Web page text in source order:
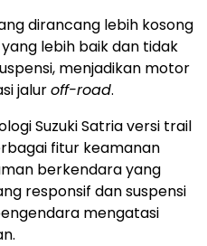
dirancang lebih kosong
lebih baik dan tidak
menjadikan motor
jaluroff-road.
Suzuki Satria versi trail
fitur keamanan
berkendara yang
responsif dan suspensi
mengatasi